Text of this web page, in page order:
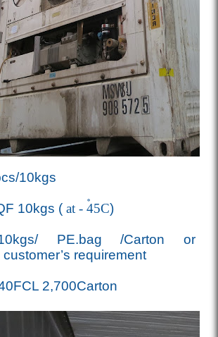
10kgs
10kgs (at - 45C)
PE.bag /Carton or
requirement
2,700Carton